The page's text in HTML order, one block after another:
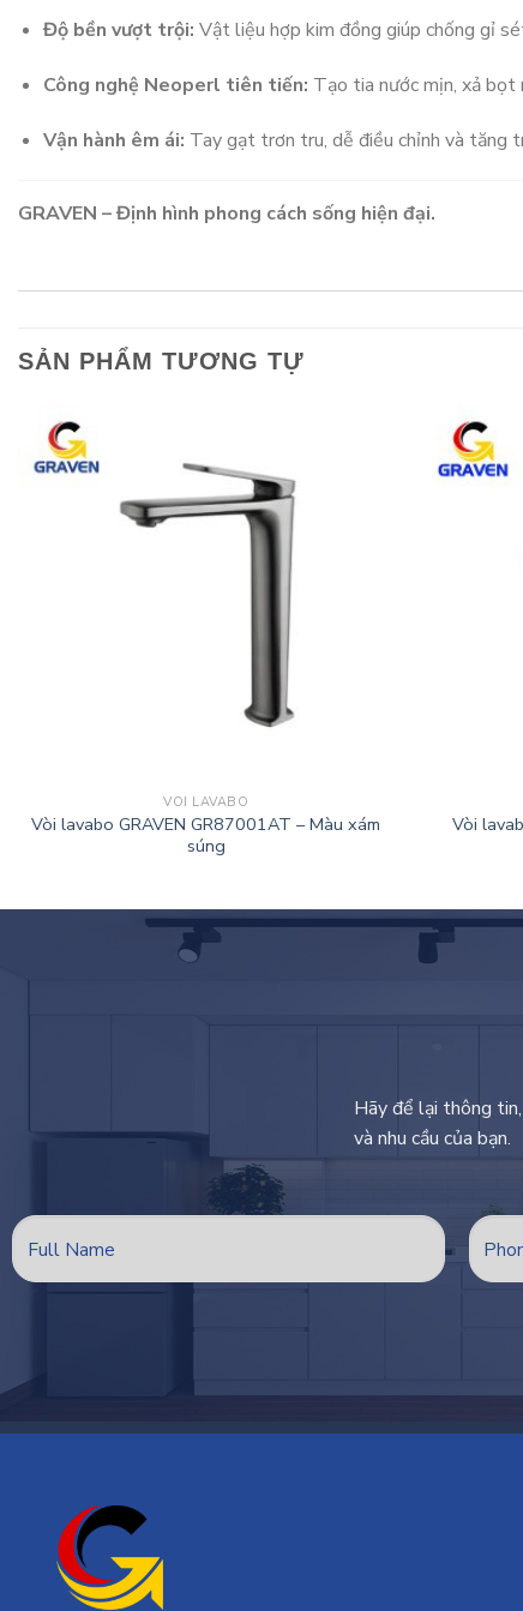
Độ bền vượt trội: Vật liệu hợp kim đồng giúp chống gỉ
Công nghệ Neoperl tiên tiến: Tạo tia nước mịn, xả bọt
Vận hành êm ái: Tay gạt trơn tru, dễ điều chỉnh và tăng
GRAVEN – Định hình phong cách sống hiện đại.
SẢN PHẨM TƯƠNG TỰ
VÒI LAVABO
Vòi lavabo GRAVEN GR87001AT – Màu xám
súng
Vòi
Hãy để lại thông
và nhu cầu của bạn.